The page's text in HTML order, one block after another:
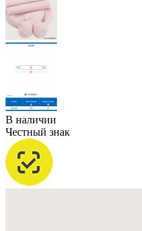
В наличии
Честный знак